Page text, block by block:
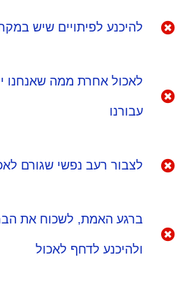
להיכנע לפיתויים שיש
לאכול אחרת ממה שאנחנו
עבורנו
לצבור רעב נפשי שגורם
ברגע האמת, לשכוח את
ולהיכנע לדחף לאכול